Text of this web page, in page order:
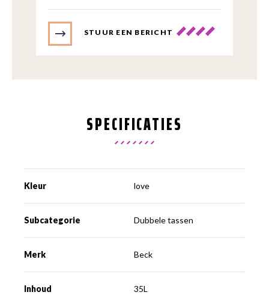
STUUR EEN BERICHT
SPECIFICATIES
Kleur love
Subcategorie Dubbele tassen
Merk Beck
Inhoud 35L